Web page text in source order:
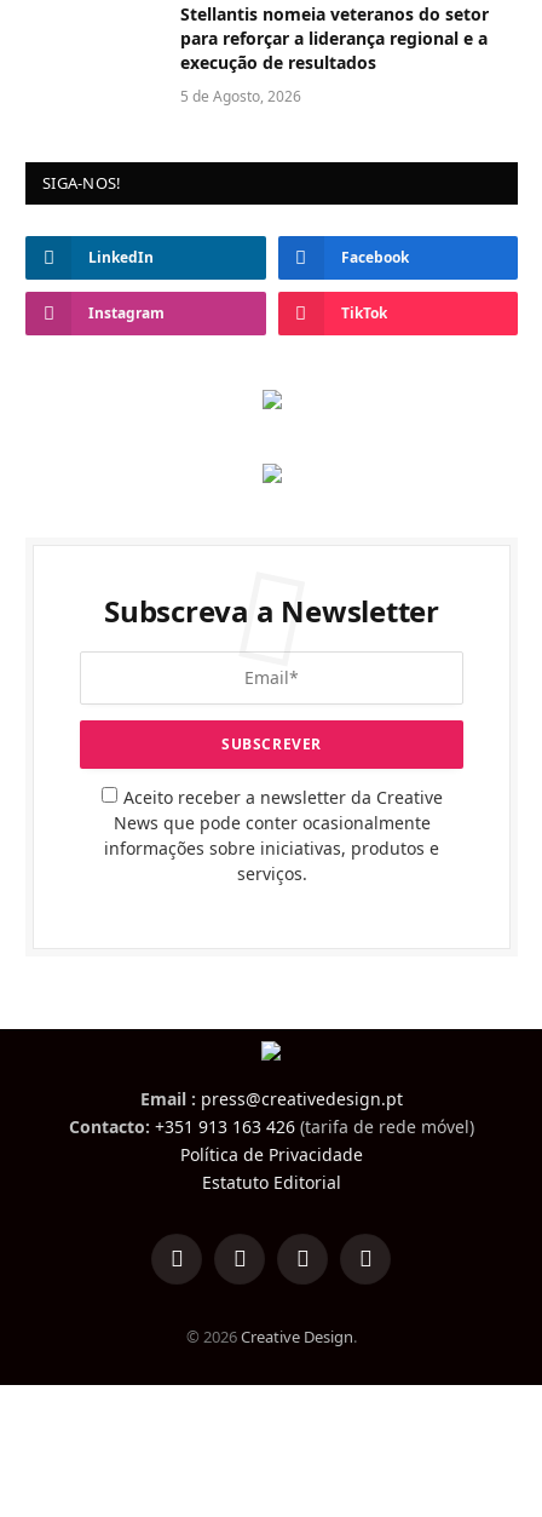
Stellantis nomeia veteranos do setor
para reforçar a liderança regional e a
execução de resultados
5 de Agosto, 2026
SIGA-NOS!
LinkedIn Facebook
Instagram TikTok
Subscreva a Newsletter
Aceito receber a newsletter da Creative
News que pode conter ocasionalmente
informações sobre iniciativas, produtos e
serviços.
Email : press@creativedesign.pt
Contacto: +351 913 163 426(tarifa de rede móvel)
Política de Privacidade
Estatuto Editorial
LinkedInFacebookInstagramTikTok
© 2026Creative Design.